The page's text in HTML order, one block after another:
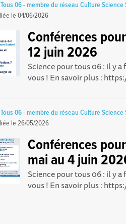
06 - membre du réseau Culture Science
le04/06/2026
Conférences
12 juin 2026
Science pour tous 06 : il y
vous ! En savoir plus :
06 - membre du réseau Culture Science
le26/05/2026
Conférences
mai au 4 juin
Science pour tous 06 : il y
vous ! En savoir plus :